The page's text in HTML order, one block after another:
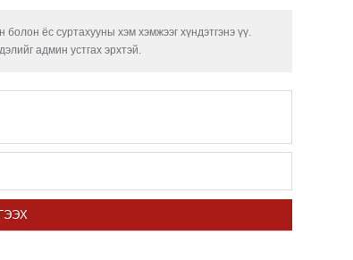
ёс суртахууны хэм хэмжээг хүндэтгэнэ үү.
админ устгах эрхтэй.